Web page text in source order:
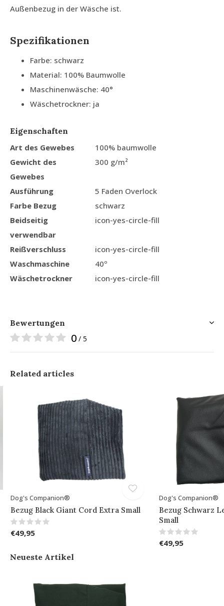
Außenbezug in der Wäsche ist.
Spezifikationen
Farbe: schwarz
Material: 100% Baumwolle
Maschinenwäsche: 40°
Wäschetrockner: ja
Eigenschaften
Art des Gewebes
100% baumwolle
Gewicht des
Gewebes
300 g/m²
Ausführung
5 Faden Overlock
Farbe Bezug
schwarz
Beidseitig
verwendbar
icon-yes-circle-fill
Reißverschluss
icon-yes-circle-fill
Waschmaschine
40º
Wäschetrockner
icon-yes-circle-fill
Bewertungen
0 / 5
Related articles
Dog's Companion®
Bezug Black Giant Cord Extra Small
€49,95
Dog's Companion®
Bezug Schwarz
Small
€49,95
Neueste Artikel